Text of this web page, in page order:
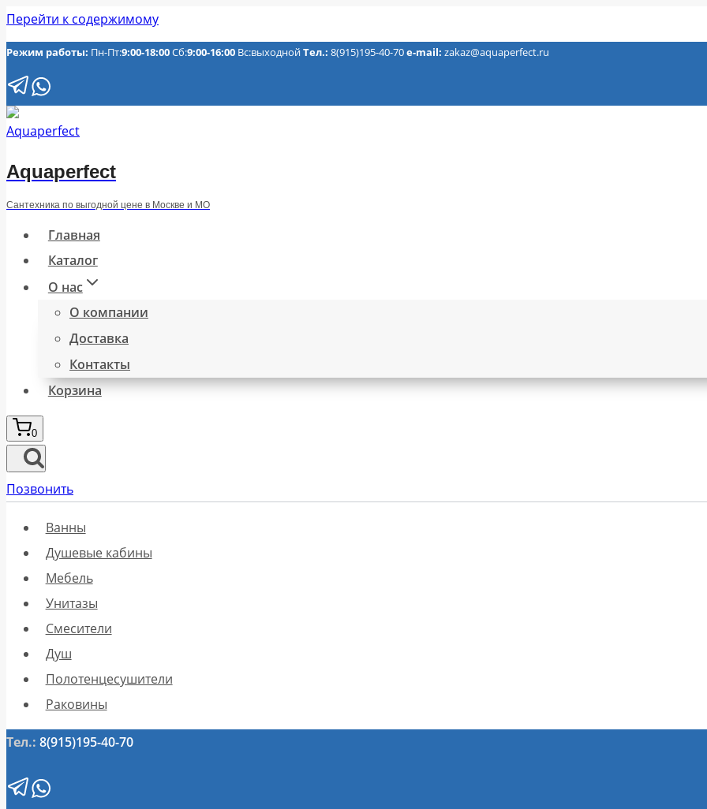
Перейти к содержимому
Режим работы: Пн-Пт:9:00-18:00Сб:9:00-16:00 Вс:выходнойТел.: 8(915)195-40-70e-mail: zakaz@aquaperfect.ru
Aquaperfect
Сантехника по выгодной цене в Москве и МО
Главная
Каталог
О нас
О компании
Доставка
Контакты
Корзина
0
Позвонить
Ванны
Душевые кабины
Мебель
Унитазы
Смесители
Душ
Полотенцесушители
Раковины
Тел.: 8(915)195-40-70